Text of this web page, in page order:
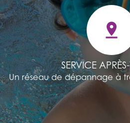
pin_drop
SERVICE
Un réseau de dépannage à